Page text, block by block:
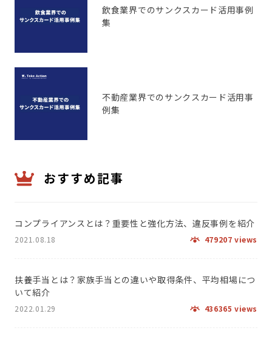
飲食業界でのサンクスカード活用事例
集
不動産業界でのサンクスカード活用事
例集
おすすめ記事
コンプライアンスとは？重要性と強化方法、違反事例を紹介
2021.08.18 479207 views
扶養手当とは？家族手当との違いや取得条件、平均相場につ
いて紹介
2022.01.29 436365 views